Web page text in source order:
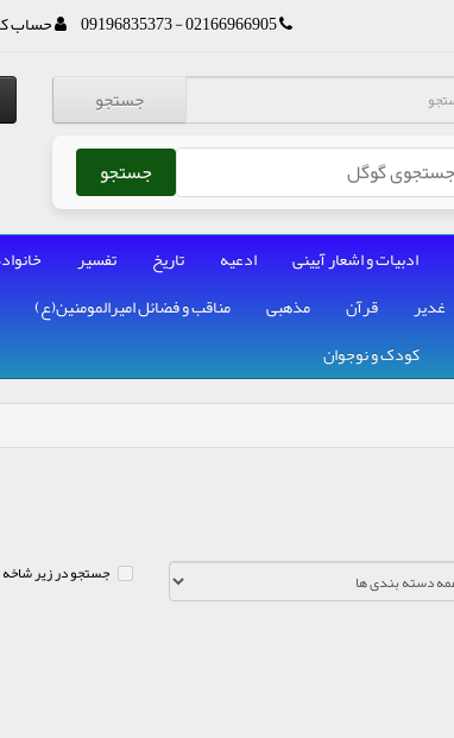
02166966905 - 09196835373 حساب
جستجو
جستجو
ادبیات و اشعار آیینی ادعیه تاریخ تفسیر
غدیر قرآن مذهبی مناقب و فضائل امیرالمومنین(ع)
کودک و نوجوان
جستجو در زیر شاخه